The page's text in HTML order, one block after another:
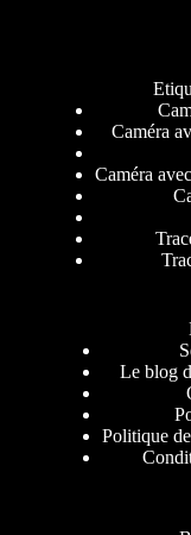
Caméra
Caméra
Le blog
Politique